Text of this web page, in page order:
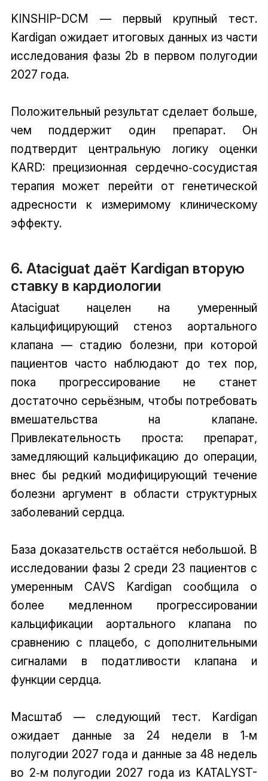
KINSHIP-DCM — первый крупный тест.
Kardigan ожидает итоговых данных из части
исследования фазы 2b в первом полугодии
2027 года.
Положительный результат сделает больше,
чем поддержит один препарат. Он
подтвердит центральную логику оценки
KARD: прецизионная сердечно‑сосудистая
терапия может перейти от генетической
адресности к измеримому клиническому
эффекту.
6. Ataciguat даёт Kardigan вторую
ставку в кардиологии
Ataciguat нацелен на умеренный
кальцифицирующий стеноз аортального
клапана — стадию болезни, при которой
пациентов часто наблюдают до тех пор,
пока прогрессирование не станет
достаточно серьёзным, чтобы потребовать
вмешательства на клапане.
Привлекательность проста: препарат,
замедляющий кальцификацию до операции,
внес бы редкий модифицирующий течение
болезни аргумент в области структурных
заболеваний сердца.
База доказательств остаётся небольшой. В
исследовании фазы 2 среди 23 пациентов с
умеренным CAVS Kardigan сообщила о
более медленном прогрессировании
кальцификации аортального клапана по
сравнению с плацебо, с дополнительными
сигналами в податливости клапана и
функции сердца.
Масштаб — следующий тест. Kardigan
ожидает данные за 24 недели в 1‑м
полугодии 2027 года и данные за 48 недель
во 2‑м полугодии 2027 года из KATALYST-